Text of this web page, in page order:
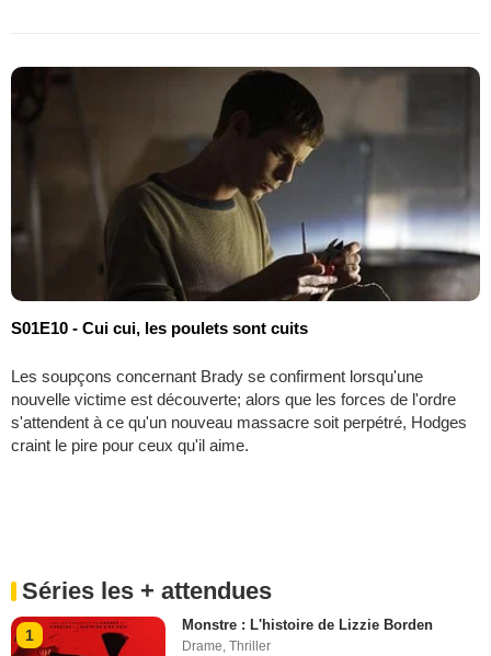
S01E10 - Cui cui, les poulets sont cuits
Les soupçons concernant Brady se confirment lorsqu'une
nouvelle victime est découverte; alors que les forces de l'ordre
s'attendent à ce qu'un nouveau massacre soit perpétré, Hodges
craint le pire pour ceux qu'il aime.
Séries les + attendues
1
Monstre : L'histoire de Lizzie Borden
Drame,Thriller